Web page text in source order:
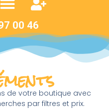
00 46
de votre boutique avec
par filtres et prix.